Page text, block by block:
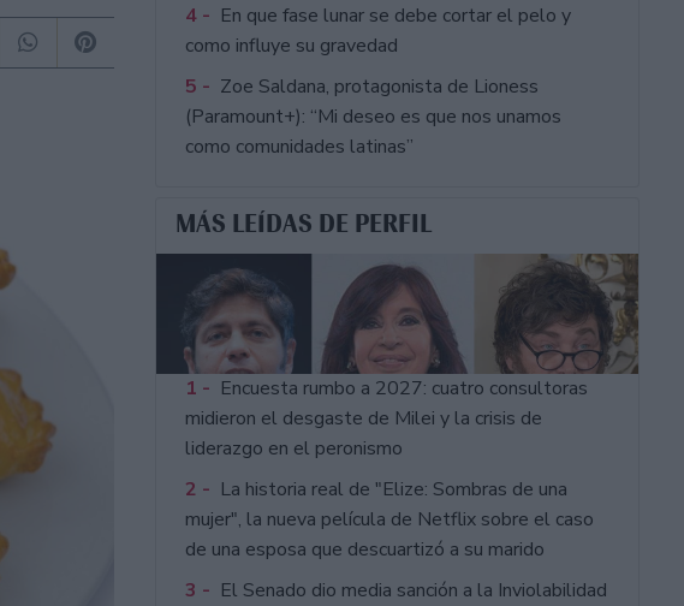
4 - En que fase lunar se debe cortar el pelo y
como influye su gravedad
5 - Zoe Saldana, protagonista de Lioness
(Paramount+): “Mi deseo es que nos unamos
como comunidades latinas”
MÁS LEÍDAS DE PERFIL
1 - Encuesta rumbo a 2027: cuatro consultoras
midieron el desgaste de Milei y la crisis de
liderazgo en el peronismo
2 - La historia real de "Elize: Sombras de una
mujer", la nueva película de Netflix sobre el caso
de una esposa que descuartizó a su marido
3 - El Senado dio media sanción a la Inviolabilidad